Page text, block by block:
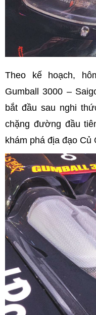
Theo kế hoạch,
Gumball 3000 –
bắt đầu sau nghi
chặng đường đầu
khám phá địa đạo Củ